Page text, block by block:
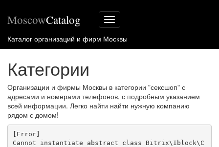
Меню
сайта
MoscowCatalog
Каталог организаций и фирм Москвы
Категории
Организации и фирмы Москвы в категории "сексшоп" с
адресами и номерами телефонов, с подробным указанием
всей информации. Легко найти найти нужную компанию
рядом с домом!
[Error]
Cannot instantiate abstract class Bitrix\Iblock\C